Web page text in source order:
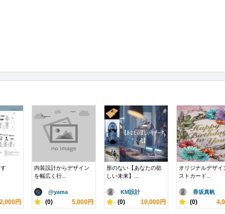
円
内装設計からデザイン
を幅広く行...
@yama
- (0) 5,000円
形のない【あなたの欲
しい未来】...
KM設計
- (0) 10,000円
オリジナルデザイ
ストカード...
香坂真帆
- (0)